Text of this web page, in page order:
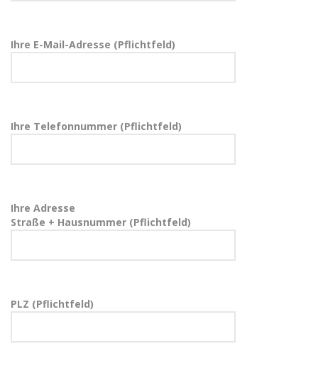
Ihre E-Mail-Adresse (Pflichtfeld)
Ihre Telefonnummer (Pflichtfeld)
Ihre Adresse
Straße + Hausnummer (Pflichtfeld)
PLZ (Pflichtfeld)